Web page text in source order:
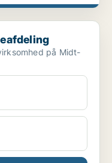
på Midt-